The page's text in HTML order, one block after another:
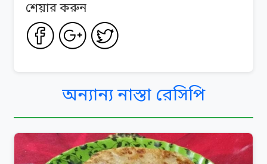
শেয়ার করুন
অন্যান্য নাস্তা রেসিপি